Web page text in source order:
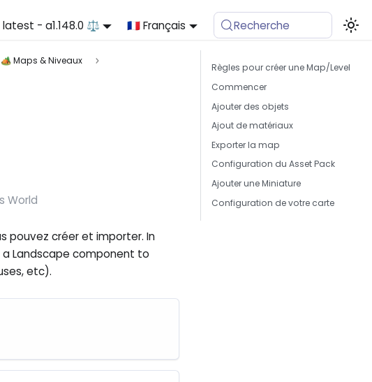
latest - a1.148.0 ⚖️ 🇫🇷 Français Recherche
🏕️ Maps & Niveaux
World
pouvez créer et importer. In
a Landscape component to
etc).
Règles pour créer une Map/Level
Commencer
Ajouter des objets
Ajout de matériaux
Exporter la map
Configuration du Asset Pack
Ajouter une Miniature
Configuration de votre carte